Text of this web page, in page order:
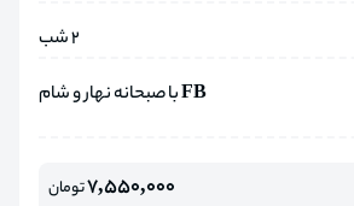
2 شب
FB با صبحانه نهار و شام
7,550,000تومان